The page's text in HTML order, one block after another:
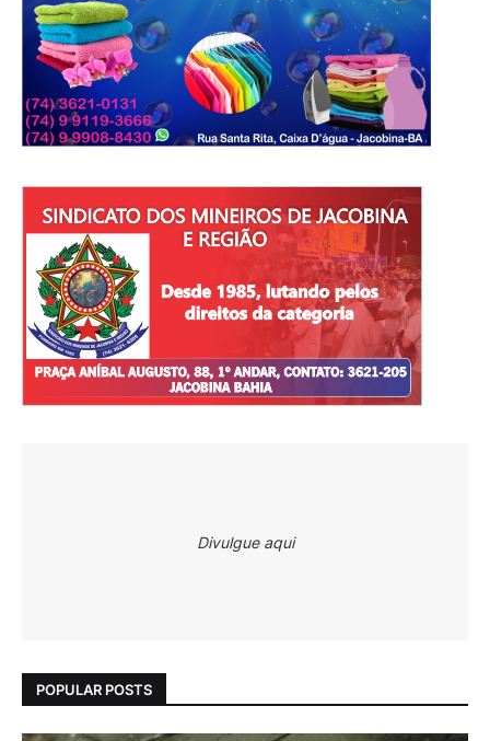
Divulgue aqui
POPULAR POSTS